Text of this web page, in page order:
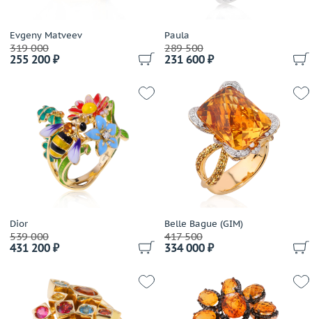
Evgeny Matveev
319 000
255 200 ₽
Paula
289 500
231 600 ₽
Dior
539 000
431 200 ₽
Belle Bague (GIM)
417 500
334 000 ₽